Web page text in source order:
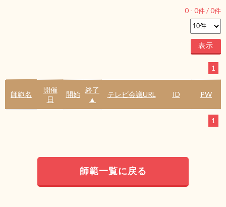
0 - 0件 /0件
1
師範名
開催
日
開始
終了
▲
テレビ会議URL ID PW
1
師範一覧に戻る